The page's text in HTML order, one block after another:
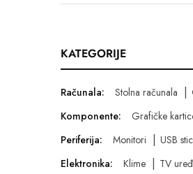
KATEGORIJE
Računala: Stolna računala
Komponente:
Grafičke
Periferija:
Monitori USB
Elektronika:
Klime TV